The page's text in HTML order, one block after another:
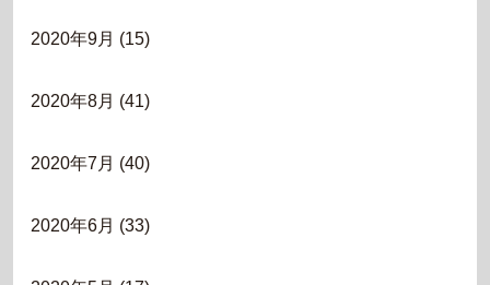
2020年9月 (15)
2020年8月 (41)
2020年7月 (40)
2020年6月 (33)